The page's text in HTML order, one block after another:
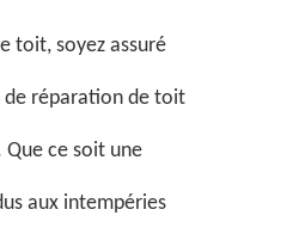
toit, soyez assuré
de réparation de toit
Que ce soit une
aux intempéries